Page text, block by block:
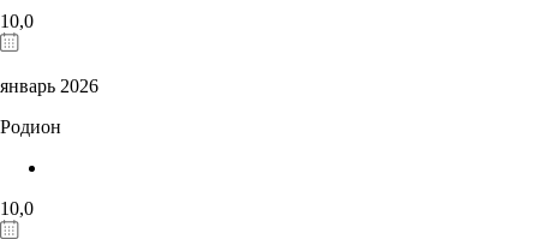
10,0
январь 2026
Родион
10,0